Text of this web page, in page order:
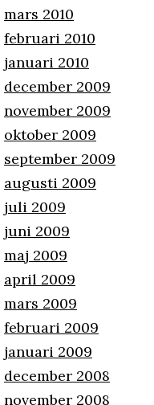
mars 2010
februari 2010
januari 2010
december 2009
november 2009
oktober 2009
september 2009
augusti 2009
juli 2009
juni 2009
maj 2009
april 2009
mars 2009
februari 2009
januari 2009
december 2008
november 2008